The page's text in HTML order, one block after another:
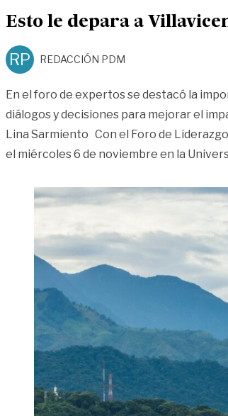
Esto le depara a
RP REDACCIÓN PDM
En el foro de expertos se destacó la
diálogos y decisiones para mejorar el
Lina Sarmiento Con el Foro de
el miércoles 6 de noviembre en la